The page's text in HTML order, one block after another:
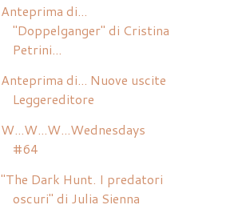
Anteprima di...
"Doppelganger" di Cristina
Petrini...
Anteprima di... Nuove uscite
Leggereditore
W...W...W...Wednesdays
#64
"The Dark Hunt. I predatori
oscuri" di Julia Sienna